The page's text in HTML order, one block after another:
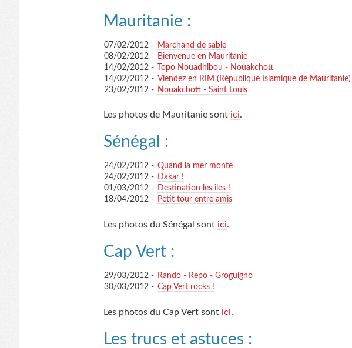
Mauritanie :
07/02/2012 - Marchand de sable
08/02/2012 - Bienvenue en Mauritanie
14/02/2012 -
Topo Nouadhibou - Nouakchott
14/02/2012 - Viendez en RIM (République Islamique de Mauritanie)
23/02/2012 - Nouakchott - Saint Louis
Les photos de Mauritanie sont ici.
Sénégal :
24/02/2012 - Quand la mer monte
24/02/2012 - Dakar !
01/03/2012 - Destination les îles !
18/04/2012 - Petit tour entre amis
Les photos du Sénégal sont ici.
Cap Vert :
29/03/2012 - Rando - Repo - Groguigno
30/03/2012 - Cap Vert rocks !
Les photos du Cap Vert sont ici.
Les trucs et astuces :